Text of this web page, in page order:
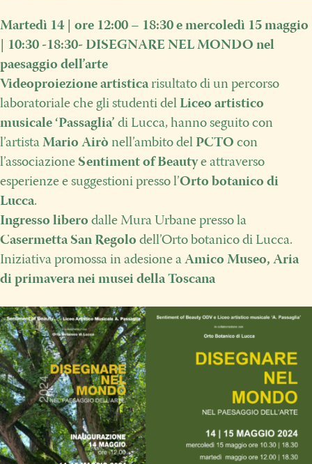
Martedì 14
ore 12:00 – 18:30 e mercoledì 15 maggio
10:30 -18:30- DISEGNARE NEL MONDO nel
paesaggio dell’arte
Videoproiezione artistica risultato di un percorso
laboratoriale che gli studenti del Liceo artistico
musicale ‘Passaglia’ di Lucca, hanno seguito con
l’artista Mario Airò nell’ambito del PCTO con
l’associazione Sentiment of Beautye attraverso
esperienze e suggestioni presso l’Orto botanico di
Lucca.
Ingresso libero dalle Mura Urbane presso la
Casermetta San Regolo dell’Orto botanico di Lucca.
Iniziativa promossa in adesione a Amico Museo, Aria
di primavera nei musei della Toscana